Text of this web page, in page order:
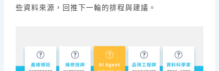
些資料來源，回推下一輪的排程與建議。